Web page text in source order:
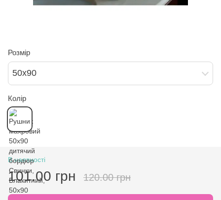
Розмір
50х90
Колір
В наявності
101.00 грн 120.00 грн